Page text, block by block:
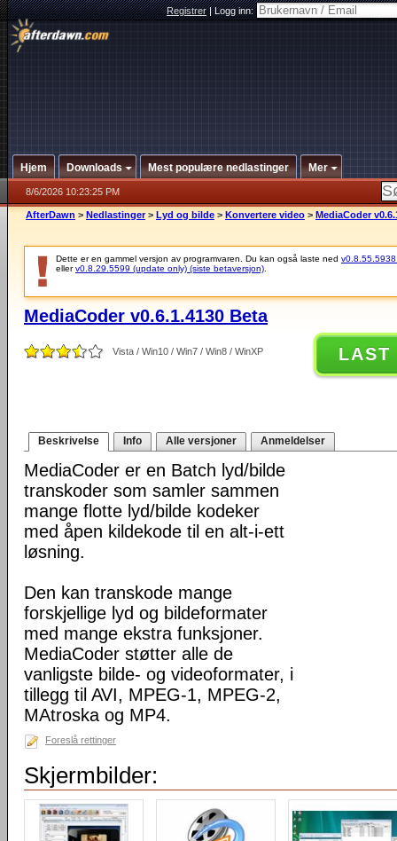
Registrer|Logg inn:
Hjem Downloads Mest populære nedlastinger Mer
8/6/2026 10:23:25 PM
AfterDawn > Nedlastinger > Lyd og bilde > Konvertere video > MediaCoder
Dette er en gammel versjon av programvaren. Du kan også laste ned v0.8.55.5938
ellerv0.8.29.5599 (update only) (siste betaversjon)
MediaCoder v0.6.1.4130 Beta
Vista / Win10 / Win7 / Win8 / WinXP LAST
Beskrivelse Info Alle versjoner Anmeldelser
MediaCoder er en Batch lyd/bilde
transkoder som samler sammen
mange flotte lyd/bilde kodeker
med åpen kildekode til en alt-i-ett
løsning.
Den kan transkode mange
forskjellige lyd og bildeformater
med mange ekstra funksjoner.
MediaCoder støtter alle de
vanligste bilde- og videoformater, i
tillegg til AVI, MPEG-1, MPEG-2,
MAtroska og MP4.
Foreslå rettinger
Skjermbilder: